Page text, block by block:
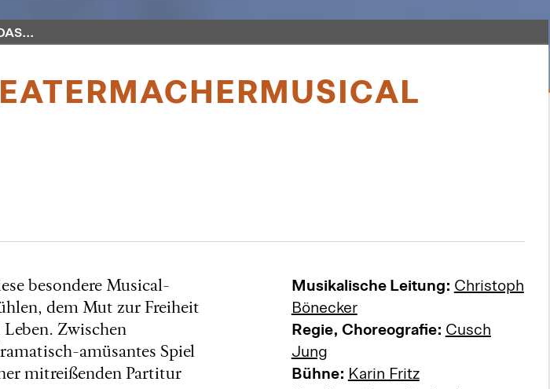
besondere Musical-
dem Mut zur Freiheit
Zwischen
amüsantes Spiel
mitreißenden Partitur
Musikalische Leitung: Christoph
Bönecker
Regie, Choreografie: Cusch
Jung
Bühne: Karin Fritz